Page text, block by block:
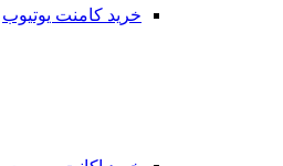
خرید کامنت یوتیوب